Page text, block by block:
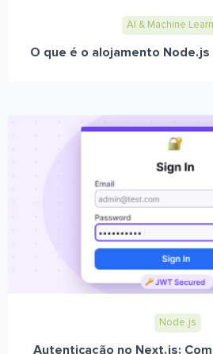
AI & Machine
O que é o alojamento Node.js
Node.js
Autenticação no Next.js: